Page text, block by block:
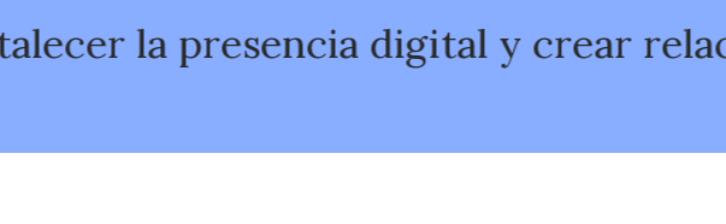
digital y crear relaciones